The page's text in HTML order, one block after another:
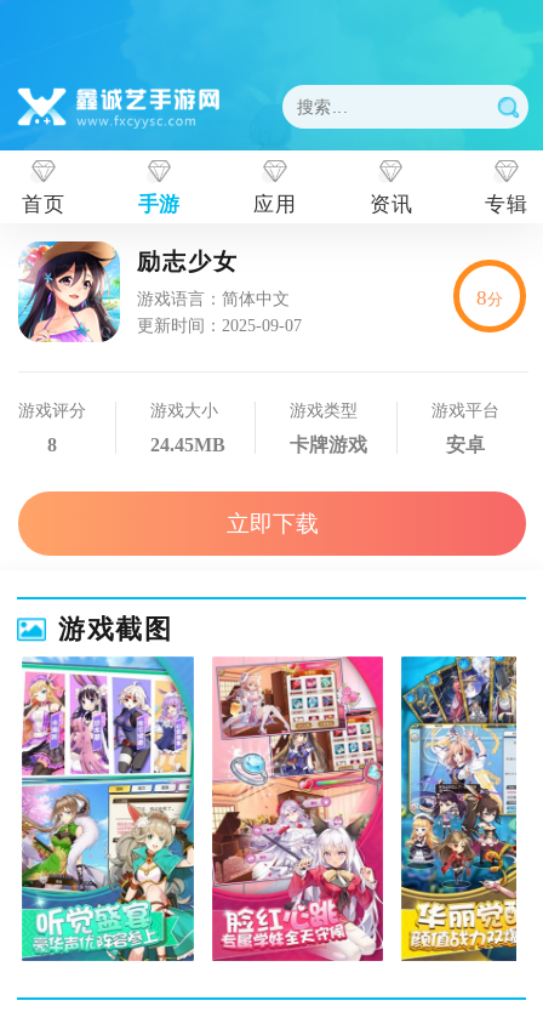
首页 手游 应用 资讯 专辑
励志少女
游戏语言：简体中文
更新时间：2025-09-07
游戏评分
8
游戏大小
24.45MB
游戏类型
卡牌游戏
游戏平台
安卓
8分
立即下载
游戏截图